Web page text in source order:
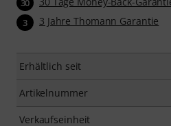
30
3 3 Jahre Thomann Garantie
Erhältlich seit
Artikelnummer
Verkaufseinheit